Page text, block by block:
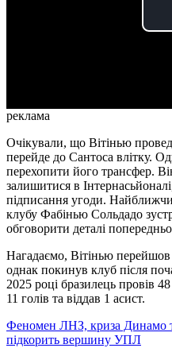
реклама
Очікували, що Вітінью
перейде до Сантоса влітку.
перехопити його трансфер.
залишитися в
підписання угоди.
клубу Фабінью Сольдадо
обговорити деталі
Нагадаємо, Вітінью
однак покинув клуб після
2025 році бразилець провів
11 голів та віддав 1 асист.
Феномен ЛНЗ, криза Динамо
підкорить вершину УПЛ